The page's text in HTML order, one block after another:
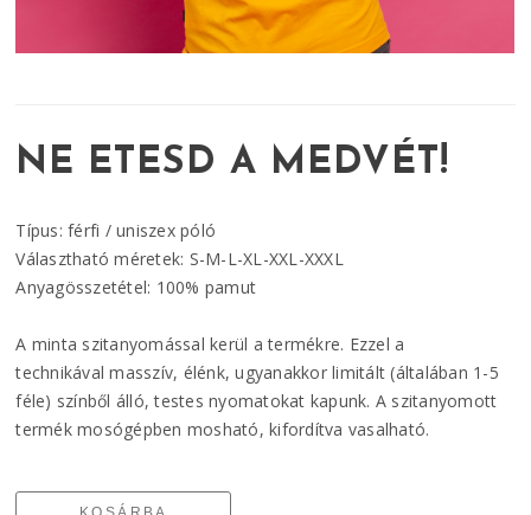
NE ETESD A MEDVÉT!
Típus: férfi / uniszex póló
Választható méretek: S-M-L-XL-XXL-XXXL
Anyagösszetétel: 100% pamut
A minta szitanyomással kerül a termékre. Ezzel a
technikával masszív, élénk, ugyanakkor limitált (általában 1-5
féle) színből álló, testes nyomatokat kapunk. A szitanyomott
termék mosógépben mosható, kifordítva vasalható.